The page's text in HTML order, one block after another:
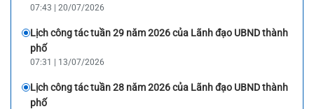
07:43 | 20/07/2026
Lịch công tác tuần 29 năm 2026 của Lãnh đạo UBND thành
phố
07:31 | 13/07/2026
Lịch công tác tuần 28 năm 2026 của Lãnh đạo UBND thành
phố